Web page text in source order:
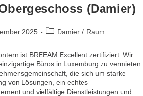
(Damier)
2025 Damier / Raum
ist BREEAM Excellent zertifiziert. Wir
Büros in Luxemburg zu vermieten:
die sich um starke
von Lösungen, ein echtes
und vielfältige Dienstleistungen und